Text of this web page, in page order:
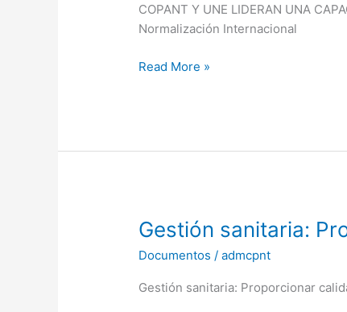
COPANT Y UNE LIDERAN UNA
Normalización Internacional
CAPACITACIÓN
DESTACADA
LA
Read More »
Gestión sanitaria:
Documentos /admcpnt
Gestión sanitaria: Proporcionar
Gestión
Proporcionar
calidad